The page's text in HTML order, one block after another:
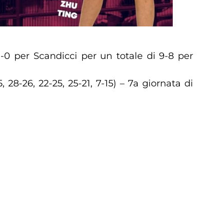
0 per Scandicci per un totale di 9-8 per
26, 22-25, 25-21, 7-15) – 7a giornata di